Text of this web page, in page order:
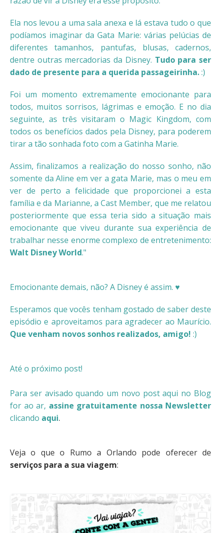
Ela nos levou a uma sala anexa e lá estava tudo o que
podíamos imaginar da Gata Marie: várias pelúcias de
diferentes tamanhos, pantufas, blusas, cadernos,
dentre outras mercadorias da Disney. Tudo para ser
dado de presente para a querida passageirinha.:)
Foi um momento extremamente emocionante para
todos, muitos sorrisos, lágrimas e emoção. E no dia
seguinte, as três visitaram o Magic Kingdom, com
todos os benefícios dados pela Disney, para poderem
tirar a tão sonhada foto com a Gatinha Marie.
Assim, finalizamos a realização do nosso sonho, não
somente da Aline em ver a gata Marie, mas o meu em
ver de perto a felicidade que proporcionei a esta
família e da Marianne, a Cast Member, que me relatou
posteriormente que essa teria sido a situação mais
emocionante que viveu durante sua experiência de
trabalhar nesse enorme complexo de entretenimento:
Walt Disney World."
Emocionante demais, não? A Disney é assim. ♥
Esperamos que vocês tenham gostado de saber deste
episódio e aproveitamos para agradecer ao Maurício.
Que venham novos sonhos realizados, amigo! :)
Até o próximo post!
Para ser avisado quando um novo post aqui no Blog
for ao ar, assine gratuitamente nossa Newsletter
clicando aqui.
Veja o que o Rumo a Orlando pode oferecer de
serviços para a sua viagem: